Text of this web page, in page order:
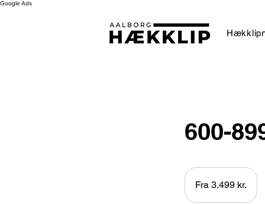
Google Ads
600-
Fra
3.499
danskeFra 3.499 kr.